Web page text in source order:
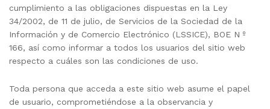
cumplimiento a las obligaciones dispuestas en la Ley
34/2002, de 11 de julio, de Servicios de la Sociedad de la
Información y de Comercio Electrónico (LSSICE), BOE N º
166, así como informar a todos los usuarios del sitio web
respecto a cuáles son las condiciones de uso.
Toda persona que acceda a este sitio web asume el papel
de usuario, comprometiéndose a la observancia y